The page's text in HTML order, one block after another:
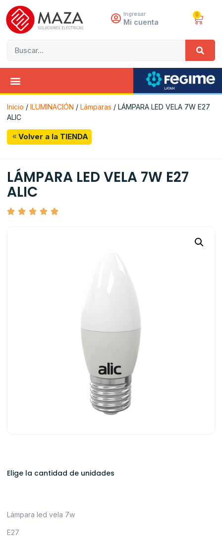
Ingresar
Mi cuenta
0
Inicio / ILUMINACIÓN / Lámparas / LÁMPARA LED VELA 7W E27
ALIC
Volver a la TIENDA
LÁMPARA LED VELA 7W E27
ALIC
Elige la cantidad de unidades
Lámpara led vela 7w
E27